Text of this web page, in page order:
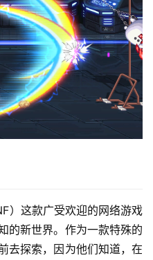
）这款广受欢迎的网络游戏
的新世界。作为一款特殊的
去探索，因为他们知道，在